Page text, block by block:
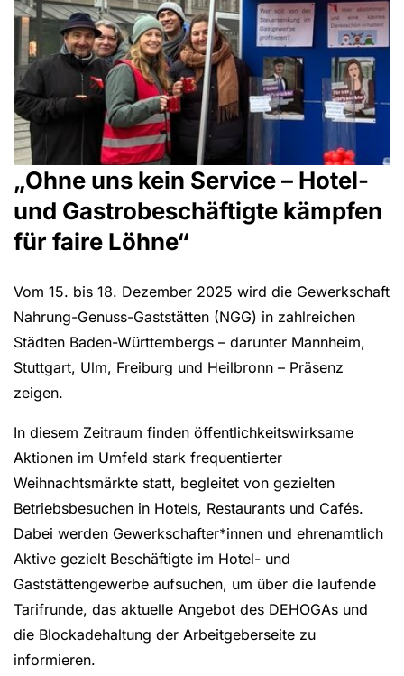
„Ohne uns kein Service – Hotel-
und Gastrobeschäftigte kämpfen
für faire Löhne“
Vom 15. bis 18. Dezember 2025 wird die Gewerkschaft
Nahrung-Genuss-Gaststätten (NGG) in zahlreichen
Städten Baden-Württembergs – darunter Mannheim,
Stuttgart, Ulm, Freiburg und Heilbronn – Präsenz
zeigen.
In diesem Zeitraum finden öffentlichkeitswirksame
Aktionen im Umfeld stark frequentierter
Weihnachtsmärkte statt, begleitet von gezielten
Betriebsbesuchen in Hotels, Restaurants und Cafés.
Dabei werden Gewerkschafter*innen und ehrenamtlich
Aktive gezielt Beschäftigte im Hotel- und
Gaststättengewerbe aufsuchen, um über die laufende
Tarifrunde, das aktuelle Angebot des DEHOGAs und
die Blockadehaltung der Arbeitgeberseite zu
informieren.